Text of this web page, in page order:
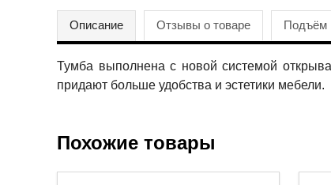
Описание Отзывы о товаре Подъём
Тумба выполнена с новой системой
придают больше удобства и эстетики мебели.
Похожие товары